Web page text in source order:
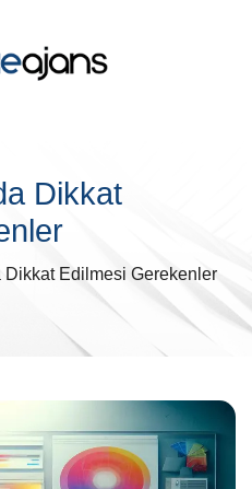
Dikkat
Dikkat Edilmesi Gerekenler